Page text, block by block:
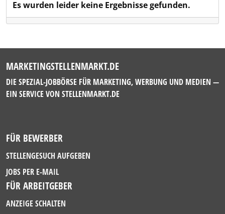
Es wurden leider keine Ergebnisse gefunden.
MARKETINGSTELLENMARKT.DE
DIE SPEZIAL-JOBBÖRSE FÜR MARKETING, WERBUNG UND MEDIEN —
EIN SERVICE VON STELLENMARKT.DE
FÜR BEWERBER
STELLENGESUCH AUFGEBEN
JOBS PER E-MAIL
FÜR ARBEITGEBER
ANZEIGE SCHALTEN